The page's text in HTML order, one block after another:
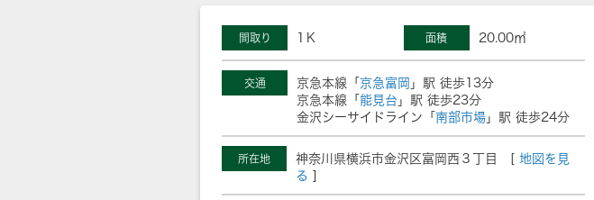
間取り 1Ｋ 面積 20.00㎡
交通 京急本線「 京急富岡 」駅 徒歩13分
京急本線「 能見台 」駅 徒歩23分
金沢シーサイドライン「 南部市場 」駅 徒歩24分
所在地 神奈川県横浜市金沢区富岡西３丁目 [
地図を見
る